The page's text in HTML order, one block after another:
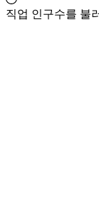
직업 인구수를 불